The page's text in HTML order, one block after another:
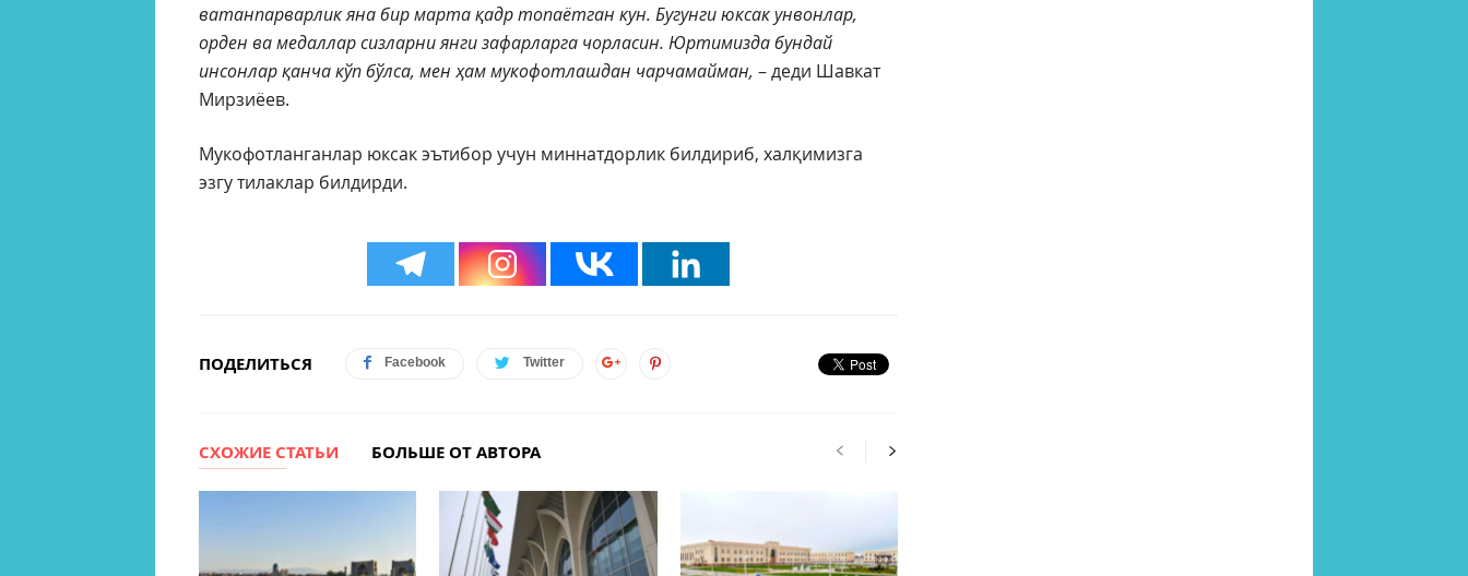
ватанпарварлик яна бир марта қадр топаётган кун. Бугунги юксак унвонлар,
орден ва медаллар сизларни янги зафарларга чорласин. Юртимизда бундай
инсонлар қанча кўп бўлса, мен ҳам мукофотлашдан чарчамайман, – деди Шавкат
Мирзиёев.
Мукофотланганлар юксак эътибор учун миннатдорлик билдириб, халқимизга
эзгу тилаклар билдирди.
ПОДЕЛИТЬСЯ Facebook Twitter
СХОЖИЕ СТАТЬИ БОЛЬШЕ ОТ АВТОРА